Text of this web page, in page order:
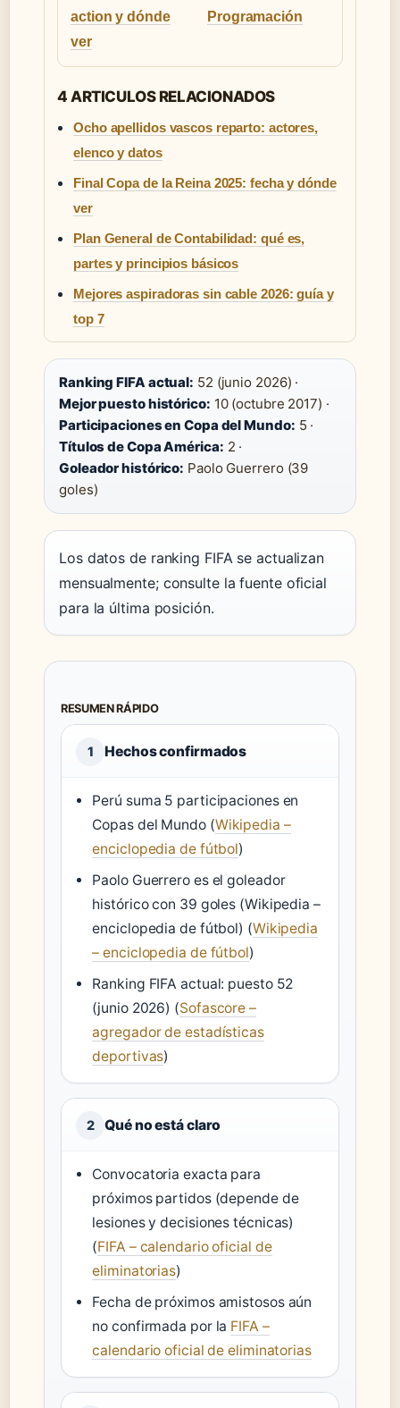
action y dónde
ver
Programación
4 ARTICULOS RELACIONADOS
Ocho apellidos vascos reparto: actores,
elenco y datos
Final Copa de la Reina 2025: fecha y dónde
ver
Plan General de Contabilidad: qué es,
partes y principios básicos
Mejores aspiradoras sin cable 2026: guía y
top 7
Ranking FIFA actual: 52 (junio 2026) ·
Mejor puesto histórico: 10 (octubre 2017) ·
Participaciones en Copa del Mundo: 5 ·
Títulos de Copa América: 2 ·
Goleador histórico: Paolo Guerrero (39
goles)
Los datos de ranking FIFA se actualizan
mensualmente; consulte la fuente oficial
para la última posición.
RESUMEN RÁPIDO
1 Hechos confirmados
Perú suma 5 participaciones en
Copas del Mundo (Wikipedia –
enciclopedia de fútbol)
Paolo Guerrero es el goleador
histórico con 39 goles (Wikipedia –
enciclopedia de fútbol) (Wikipedia
– enciclopedia de fútbol)
Ranking FIFA actual: puesto 52
(junio 2026) (Sofascore –
agregador de estadísticas
deportivas)
2 Qué no está claro
Convocatoria exacta para
próximos partidos (depende de
lesiones y decisiones técnicas)
(FIFA – calendario oficial de
eliminatorias)
Fecha de próximos amistosos aún
no confirmada por la FIFA –
calendario oficial de eliminatorias